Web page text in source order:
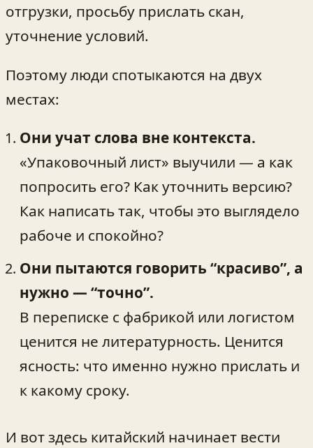
отгрузки, просьбу прислать скан,
уточнение условий.
Поэтому люди спотыкаются на двух
местах:
Они учат слова вне контекста.
«Упаковочный лист» выучили — а как
попросить его? Как уточнить версию?
Как написать так, чтобы это выглядело
рабоче и спокойно?
Они пытаются говорить “красиво”, а
нужно — “точно”.
В переписке с фабрикой или логистом
ценится не литературность. Ценится
ясность: что именно нужно прислать и
к какому сроку.
И вот здесь китайский начинает вести